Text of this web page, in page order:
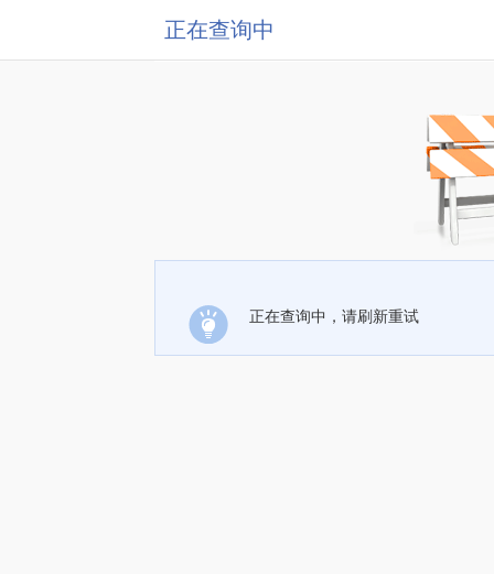
正在查询中
正在查询中，请刷新重试